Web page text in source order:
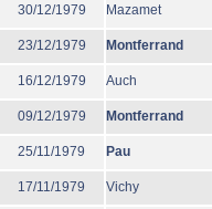
30/12/1979 Mazamet
23/12/1979 Montferrand
16/12/1979 Auch
09/12/1979 Montferrand
25/11/1979 Pau
17/11/1979 Vichy